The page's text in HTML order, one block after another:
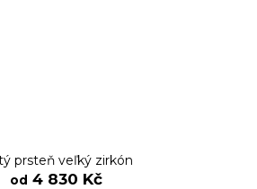
prsteň veľký zirkón
od 4 830 Kč